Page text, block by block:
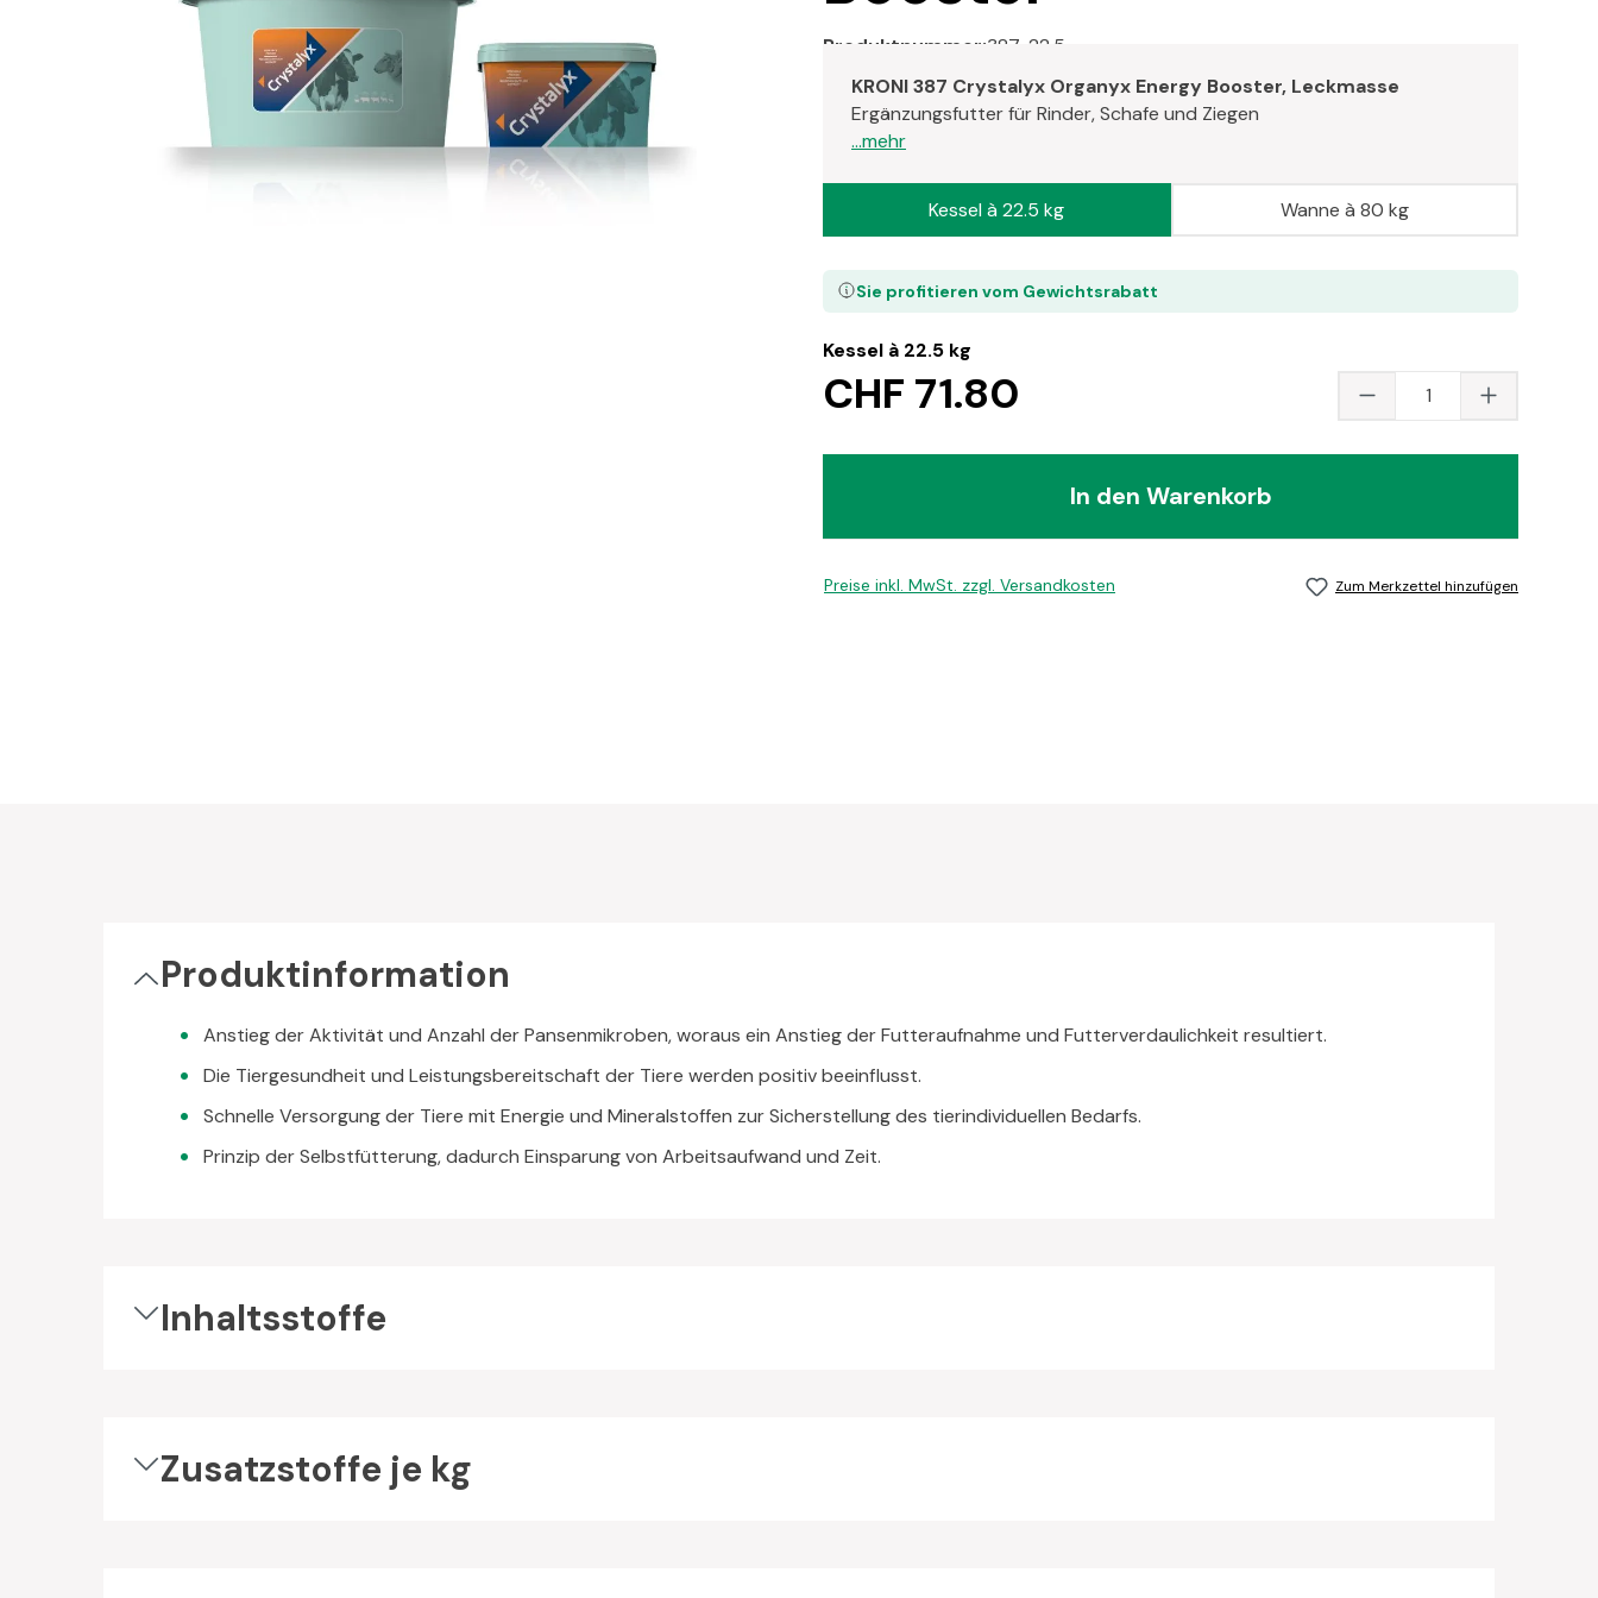
Produktnummer:387-22.5
KRONI 387 Crystalyx Organyx Energy Booster, Leckmasse
Ergänzungsfutter für Rinder, Schafe und Ziegen
...mehr
Kessel à 22.5 kg
CHF 71.80
Sie profitieren vom Gewichtsrabatt
Kessel à 22.5 kg Wanne à 80 kg
Produkt Anzahl:
In den Warenkorb
Preise inkl. MwSt. zzgl. Versandkosten Zum Merkzettel hinzufügen
Produktinformation
Anstieg der Aktivität und Anzahl der Pansenmikroben, woraus ein Anstieg der Futteraufnahme und Futterverdaulichkeit resultiert.
Die Tiergesundheit und Leistungsbereitschaft der Tiere werden positiv beeinflusst.
Schnelle Versorgung der Tiere mit Energie und Mineralstoffen zur Sicherstellung des tierindividuellen Bedarfs.
Prinzip der Selbstfütterung, dadurch Einsparung von Arbeitsaufwand und Zeit.
Inhaltsstoffe
Zusatzstoffe je kg